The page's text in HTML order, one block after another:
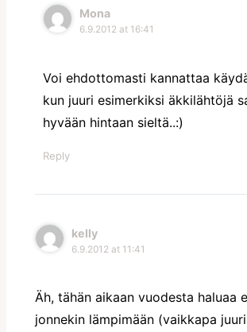
Mona
6.9.2012 at 16:41
Voi ehdottomasti kannattaa
kun juuri esimerkiksi äkkilähtöjä
hyvään hintaan sieltä..:)
Reply
kelly
6.9.2012 at 11:41
Äh, tähän aikaan vuodesta haluaa
jonnekin lämpimään (vaikkapa